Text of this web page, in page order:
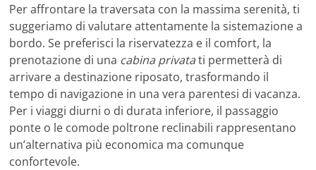
Per affrontare la traversata con la massima serenità, ti
suggeriamo di valutare attentamente la sistemazione a
bordo. Se preferisci la riservatezza e il comfort, la
prenotazione di una cabina privatati permetterà di
arrivare a destinazione riposato, trasformando il
tempo di navigazione in una vera parentesi di vacanza.
Per i viaggi diurni o di durata inferiore, il passaggio
ponte o le comode poltrone reclinabili rappresentano
un’alternativa più economica ma comunque
confortevole.